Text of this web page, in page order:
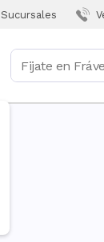
Sucursales